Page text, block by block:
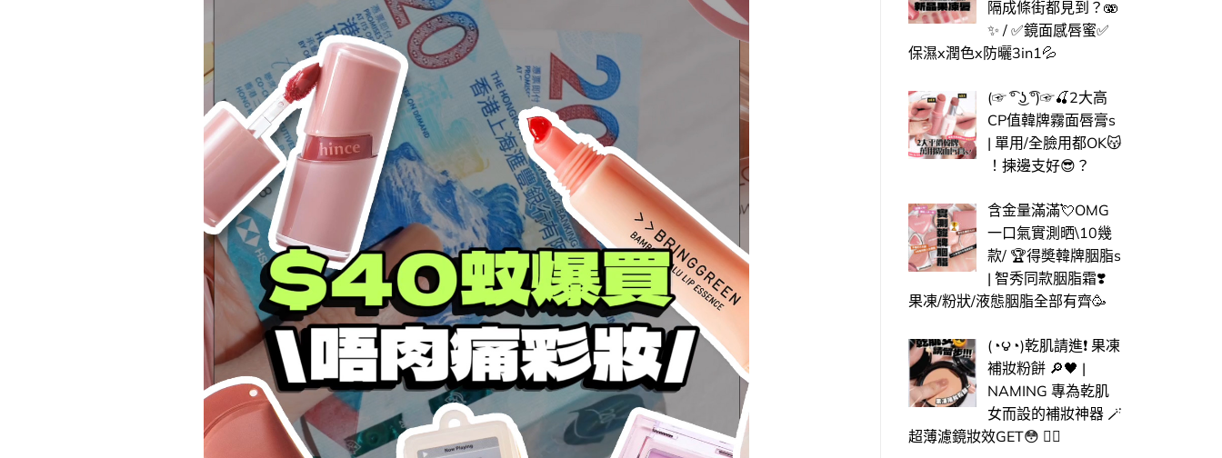
隔成條街都見到？🫨
✨ / ✅​鏡面感唇蜜✅​
保濕x潤色x防曬3in1💦
(☞ ͡° ͜ʖ ͡°)☞🍒​2大高
CP值韓牌霧面唇膏s
| 單用/全臉用都OK😽​
！揀邊支好😎​？
含金量滿滿💘OMG
一口氣實測晒\10幾
款/ 🏆得奬韓牌胭脂s
| 智秀同款胭脂霜❣️
果凍/粉狀/液態胭脂全部有齊🥳
(◔౪◔)乾肌請進❗ 果凍
補妝粉餅 🔎🖤 |
NAMING 專為乾肌
女而設的補妝神器 🪄
超薄濾鏡妝效GET😳 ​✌🏻​